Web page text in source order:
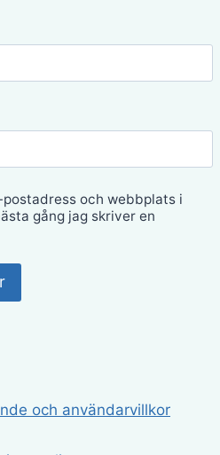
och webbplats i
gång jag skriver en
och användarvillkor